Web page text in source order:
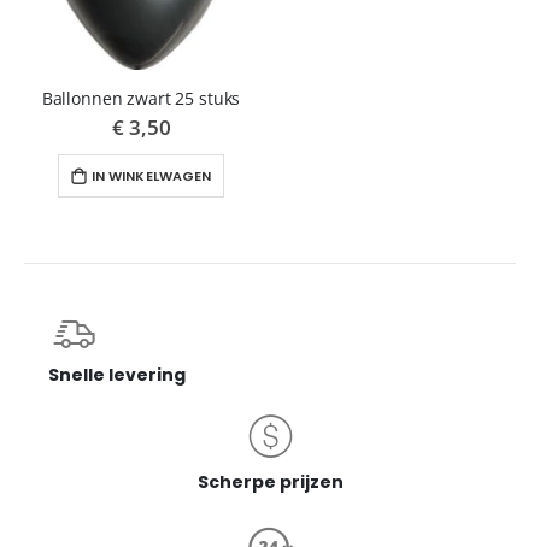
Ballonnen zwart 25 stuks
€ 3,50
IN WINKELWAGEN
Snelle levering
Scherpe prijzen